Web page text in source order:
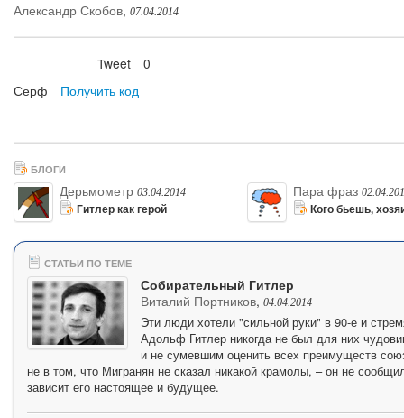
Александр Скобов, 07.04.2014
Tweet
0
Серф
Получить код
БЛОГИ
Дерьмометр 03.04.2014
Гитлер как герой
Пара фраз
Кого бьешь,
СТАТЬИ ПО ТЕМЕ
Собирательный Гитлер
Виталий Портников, 04.04.2014
Эти люди хотели "сильной руки" в 90-е и
Адольф Гитлер никогда не был для них
и не сумевшим оценить всех преимуществ
не в том, что Мигранян не сказал никакой крамолы, – он не
зависит его настоящее и будущее.